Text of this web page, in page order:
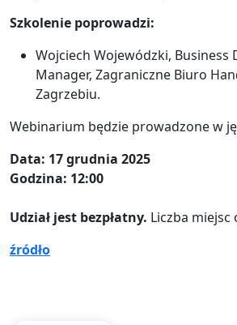
Szkolenie poprowadzi:
Wojciech Wojewódzki, Business
Manager, Zagraniczne Biuro
Zagrzebiu.
Webinarium będzie prowadzone w
Data: 17 grudnia 2025
Godzina: 12:00
Udział jest bezpłatny. Liczba miejsc
źródło